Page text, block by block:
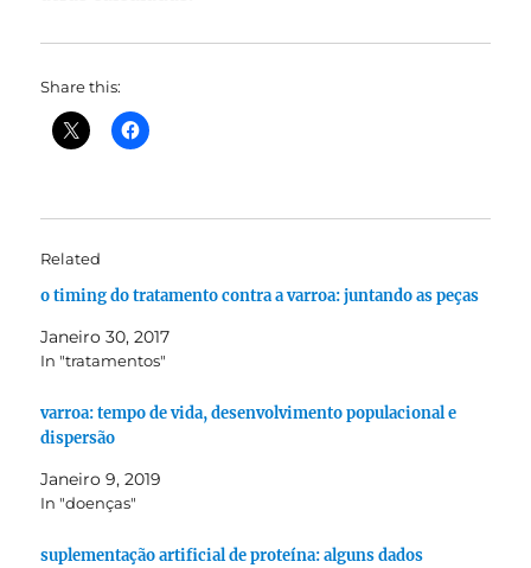
Share this:
Related
o timing do tratamento contra a varroa: juntando as peças
Janeiro 30, 2017
In "tratamentos"
varroa: tempo de vida, desenvolvimento populacional e
dispersão
Janeiro 9, 2019
In "doenças"
suplementação artificial de proteína: alguns dados